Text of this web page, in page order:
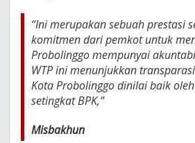
“Ini merupakan sebuah prestasi
komitmen dari pemkot untuk
Probolinggo mempunyai
WTP ini menunjukkan
Kota Probolinggo dinilai baik
setingkat BPK,”
Misbakhun